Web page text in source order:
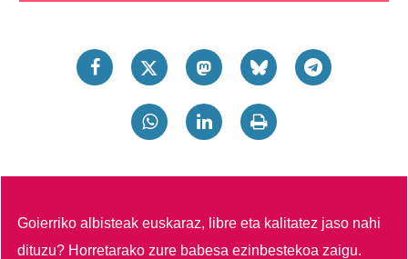
Goierriko albisteak euskaraz, libre eta kalitatez jaso nahi
dituzu? Horretarako zure babesa ezinbestekoa zaigu.